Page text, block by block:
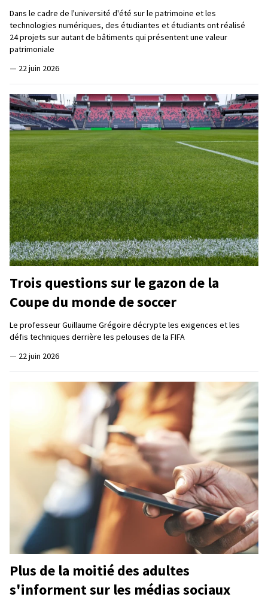
Dans le cadre de l'université d'été sur le patrimoine et les
technologies numériques, des étudiantes et étudiants ont réalisé
24 projets sur autant de bâtiments qui présentent une valeur
patrimoniale
— 22 juin 2026
Trois questions sur le gazon de la
Coupe du monde de soccer
Le professeur Guillaume Grégoire décrypte les exigences et les
défis techniques derrière les pelouses de la FIFA
— 22 juin 2026
Plus de la moitié des adultes
s'informent sur les médias sociaux